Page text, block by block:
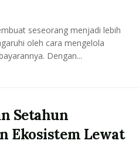
seseorang menjadi lebih
oleh cara mengelola
Dengan...
Setahun
Ekosistem Lewat